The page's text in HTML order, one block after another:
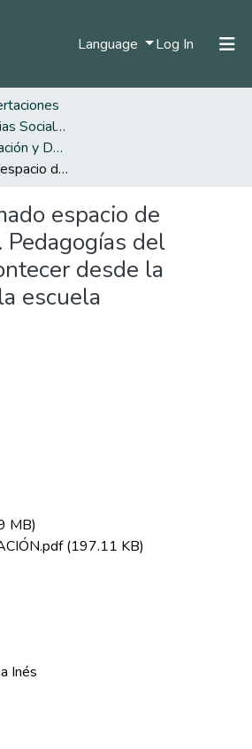
Language Log In (current)
Facultad de Ciencias Sociales y Humanas
Maestria en Educación y Desarrollo Humano
El cuerpo: amado espacio de revelaciones. Pedagogías del silencio y acontecer desde la alteridad en la escuela
espacio de
Pedagogías del
desde la
escuela
MB)
(197.11 KB)
Inés